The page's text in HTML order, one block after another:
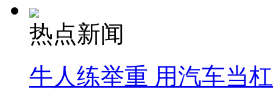
热点新闻
牛人练举重 用汽车当